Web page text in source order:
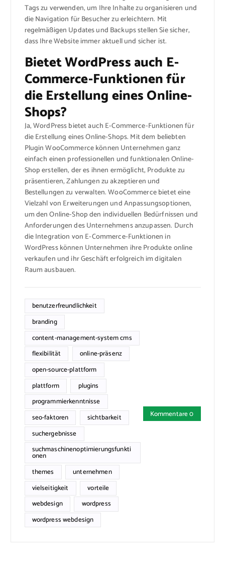
Tags zu verwenden, um Ihre Inhalte zu organisieren und
die Navigation für Besucher zu erleichtern. Mit
regelmäßigen Updates und Backups stellen Sie sicher,
dass Ihre Website immer aktuell und sicher ist.
Bietet WordPress auch E-
Commerce-Funktionen für
die Erstellung eines Online-
Shops?
Ja, WordPress bietet auch E-Commerce-Funktionen für
die Erstellung eines Online-Shops. Mit dem beliebten
Plugin WooCommerce können Unternehmen ganz
einfach einen professionellen und funktionalen Online-
Shop erstellen, der es ihnen ermöglicht, Produkte zu
präsentieren, Zahlungen zu akzeptieren und
Bestellungen zu verwalten. WooCommerce bietet eine
Vielzahl von Erweiterungen und Anpassungsoptionen,
um den Online-Shop den individuellen Bedürfnissen und
Anforderungen des Unternehmens anzupassen. Durch
die Integration von E-Commerce-Funktionen in
WordPress können Unternehmen ihre Produkte online
verkaufen und ihr Geschäft erfolgreich im digitalen
Raum ausbauen.
benutzerfreundlichkeit
branding
content-management-system cms
flexibilität
online-präsenz
open-source-plattform
plattform
plugins
programmierkenntnisse
seo-faktoren
sichtbarkeit
suchergebnisse
suchmaschinenoptimierungsfunkti
onen
themes
unternehmen
vielseitigkeit
vorteile
webdesign
wordpress
wordpress webdesign
Kommentare 0